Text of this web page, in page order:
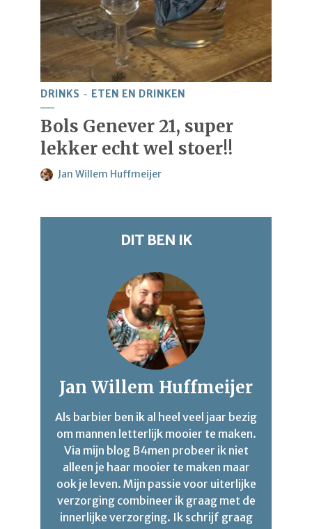
DRINKS ETEN EN DRINKEN
Bols Genever 21, super
lekker echt wel stoer!!
Jan Willem Huffmeijer
DIT BEN IK
Jan Willem Huffmeijer
Als barbier ben ik al heel veel jaar bezig
om mannen letterlijk mooier te maken.
Via mijn blog B4men probeer ik niet
alleen je haar mooier te maken maar
ook je leven. Mijn passie voor uiterlijke
verzorging combineer ik graag met de
innerlijke verzorging. Ik schrijf graag